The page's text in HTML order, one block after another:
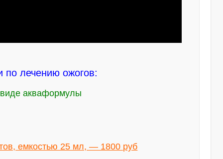
лечению ожогов:
акваформулы
емкостью 25 мл, — 1800 руб